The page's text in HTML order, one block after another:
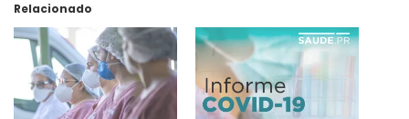
Relacionado